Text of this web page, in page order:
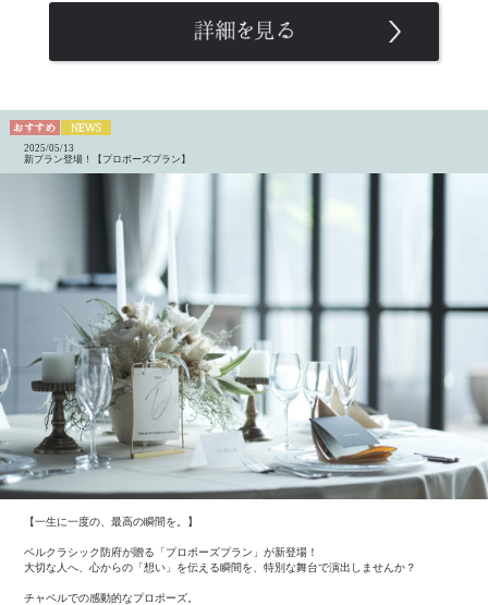
2025/05/13
新プラン登場！【プロポーズプラン】
【一生に一度の、最高の瞬間を。】
ベルクラシック防府が贈る「プロポーズプラン」が新登場！
大切な人へ、心からの「想い」を伝える瞬間を、特別な舞台で演出しませんか？
チャペルでの感動的なプロポーズ。